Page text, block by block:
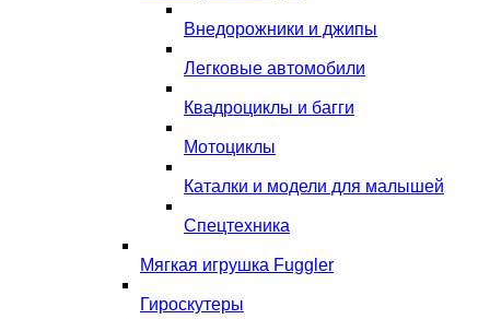
Внедорожники и джипы
Легковые автомобили
Квадроциклы и багги
Мотоциклы
Каталки и модели для малышей
Спецтехника
Мягкая игрушка Fuggler
Гироскутеры